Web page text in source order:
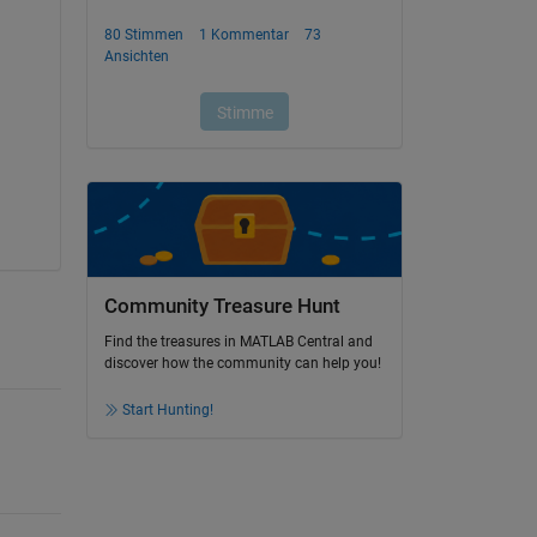
Community Treasure Hunt
Find the treasures in MATLAB Central and
discover how the community can help you!
Start Hunting!